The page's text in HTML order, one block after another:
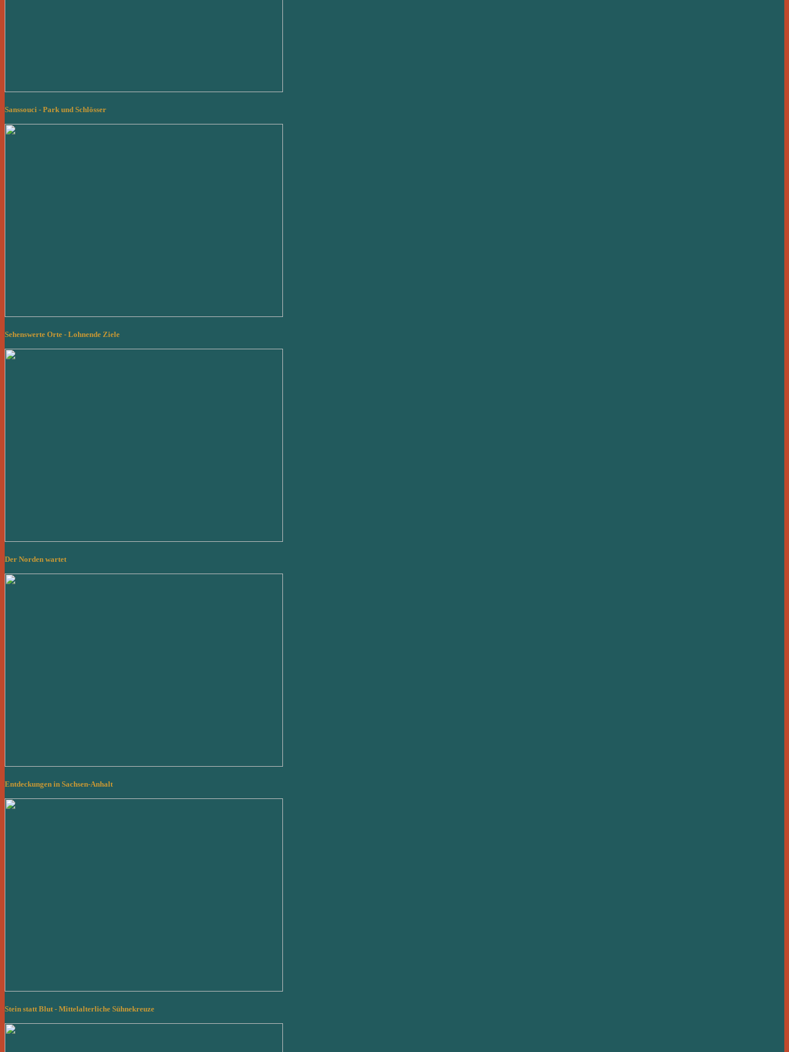
Sanssouci - Park und Schlösser
Sehenswerte Orte - Lohnende Ziele
Der Norden wartet
Entdeckungen in Sachsen-Anhalt
Stein statt Blut - Mittelalterliche Sühnekreuze